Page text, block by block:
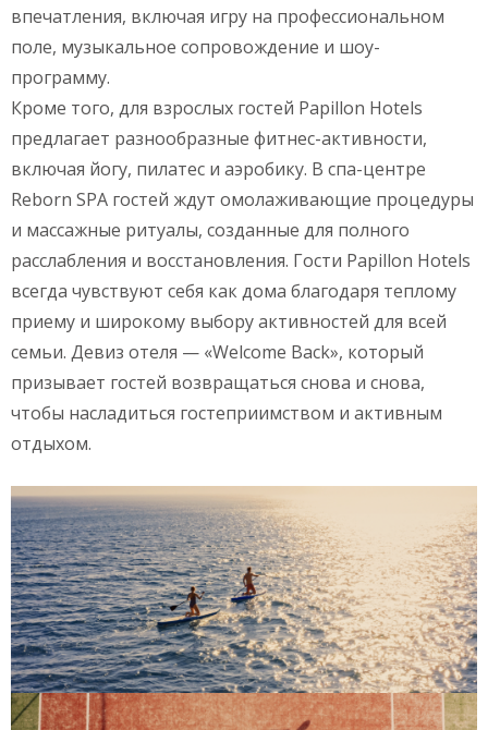
впечатления, включая игру на профессиональном
поле, музыкальное сопровождение и шоу-
программу.
Кроме того, для взрослых гостей Papillon Hotels
предлагает разнообразные фитнес-активности,
включая йогу, пилатес и аэробику. В спа-центре
Reborn SPA гостей ждут омолаживающие процедуры
и массажные ритуалы, созданные для полного
расслабления и восстановления. Гости Papillon Hotels
всегда чувствуют себя как дома благодаря теплому
приему и широкому выбору активностей для всей
семьи. Девиз отеля — «Welcome Back», который
призывает гостей возвращаться снова и снова,
чтобы насладиться гостеприимством и активным
отдыхом.